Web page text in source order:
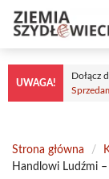
Przejdź
treści
UWAGA!
Dołącz
Strona główna /
Handlowi Ludźmi